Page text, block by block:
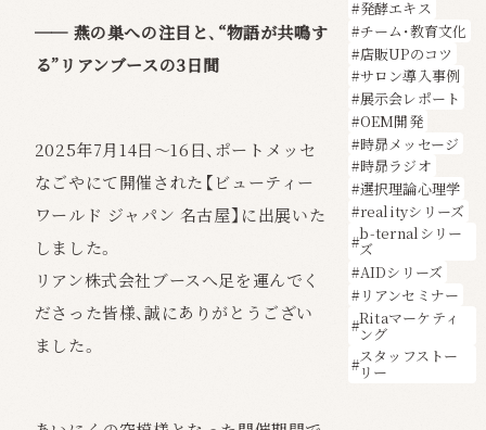
── 燕の巣への注目と、“物語が共鳴す
る”リアンブースの3日間
2025年7月14日〜16日、ポートメッセ
なごやにて開催された【ビューティー
ワールド ジャパン 名古屋】に出展いた
しました。
リアン株式会社ブースへ足を運んでく
ださった皆様、誠にありがとうござい
ました。
発酵エキス
チーム・教育文化
店販UPのコツ
サロン導入事例
展示会レポート
OEM開発
時昴メッセージ
時昴ラジオ
選択理論心理学
realityシリーズ
b-ternalシリー
ズ
AIDシリーズ
リアンセミナー
Ritaマーケティ
ング
スタッフストー
リー